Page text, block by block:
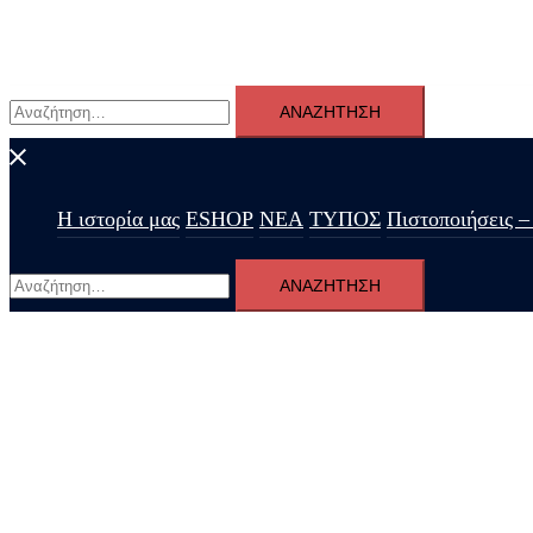
Αναζήτηση
για:
Η ιστορία μας ESHOP ΝΕΑ ΤΥΠΟΣ Πιστοποιήσεις
Αναζήτηση
για: